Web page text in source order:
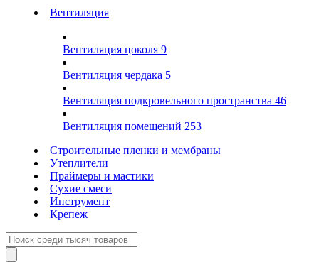
Вентиляция
Вентиляция цоколя 9
Вентиляция чердака 5
Вентиляция подкровельного пространства 46
Вентиляция помещений 253
Строительные пленки и мембраны
Утеплители
Праймеры и мастики
Сухие смеси
Инструмент
Крепеж